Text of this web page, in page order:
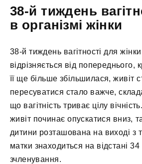
38-й тиждень
в організмі жінки
38-й тиждень вагітності для
відрізняється від попереднього,
її ще більше збільшилася, живіт
пересуватися стало важче,
що вагітність триває цілу
живіт починає опускатися вниз,
дитини розташована на виході з
матки знаходиться на відстані
зчленування.